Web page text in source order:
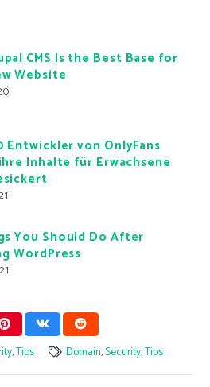
CMS Is the Best Base for
Website
Entwickler von OnlyFans
Inhalte für Erwachsene
You Should Do After
WordPress
,Tips Domain,Security,Tips